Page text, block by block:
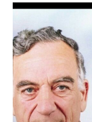
Prof.Dr.
Nimetullah
Hafız
Ve
Zeynel
Beksaç,
Türk
Dünyası